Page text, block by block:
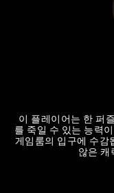
이 플레이어는 한 퍼
를 죽일 수 있는 능력
게임룸의 입구에 수감
않은 캐